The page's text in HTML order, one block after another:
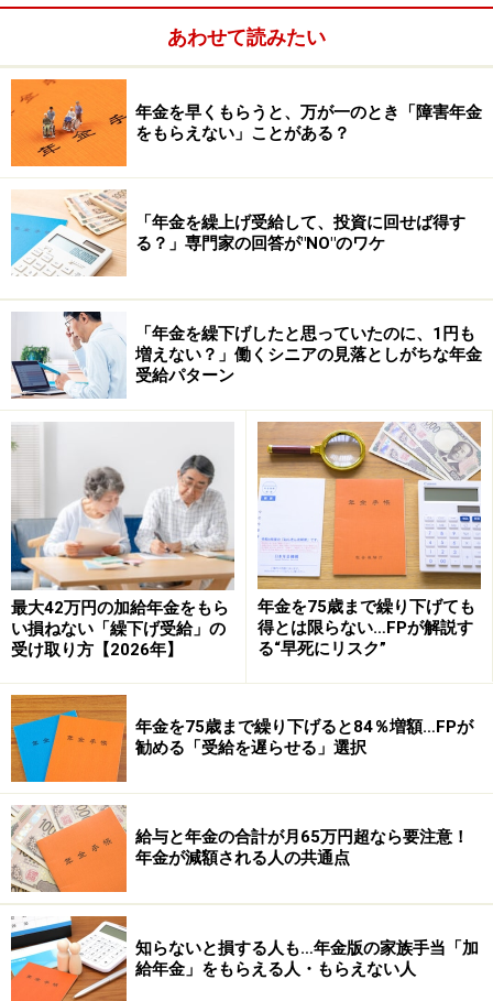
●公的年金等控除の金額は、65歳未満の人と65歳以上の
人では違います
65歳未満は60万円、65歳以上は110万円です。
●老齢年金の所得税（雑所得）は以下の計算式で計算し
ます
老齢年金の所得税（復興特別所得税（※）を含む）＝
（年金収入－公的年金等控除（110万円）－基礎控除、
配偶者控除等の所得控除）×5％×102.1％
※復興特別所得税は、所得税の額の2.1％相当額。令和19
年12月まで。復興特別所得税を含む所得税の額は、所得
税率×102.1％と計算する。所得税率5％の場合、復興特別
所得税を含む5.105％が徴収される
年金にかかる所得税を計算してみましょう
具体的にはいくらの所得税がかかるのでしょうか？
前提条件は、夫が現役時代は会社員（厚生年金加入）。
妻は20歳から60歳までずっと専業主婦とします。
夫の老齢厚生年金月額：20万円（年間240万円）、妻の
老齢基礎年金月額：約6万6000円（年間約79万円）の場
合
あわせて読みたい
年金を早くもらうと、万が一のとき「障害年金
をもらえない」ことがある？
「年金を繰上げ受給して、投資に回せば得す
る？」専門家の回答が"NO"のワケ
「年金を繰下げしたと思っていたのに、1円も
増えない？」働くシニアの見落としがちな年金
受給パターン
最大42万円の加給年金をもら
い損ねない「繰下げ受給」の
受け取り方【2026年】
年金を75歳まで繰り下げても
得とは限らない…FPが解説す
る“早死にリスク”
年金を75歳まで繰り下げると84％増額…FPが
勧める「受給を遅らせる」選択
給与と年金の合計が月65万円超なら要注意！
年金が減額される人の共通点
知らないと損する人も…年金版の家族手当「加
給年金」をもらえる人・もらえない人